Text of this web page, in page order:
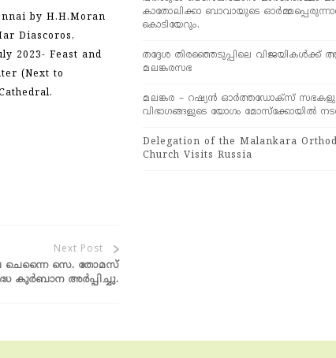
by H.H.Moran
Diascoros,
2023- Feast and
(Next to
ചെന്നൈ സെ. തോമസ്
കുര്‍ബാന അര്‍പ്പിച്ചു.
കാതോലിക്കാ ബാവായുടെ
കൊടിയേറും.
തദ്ദേശ തിരഞ്ഞെടുപ്പിലെ വിജയികൾക്ക്
മലങ്കരസഭ
മലങ്കര – റഷ്യൻ ഓർത്തഡോക്സ്
വിഭാഗങ്ങളുടെ യോഗം മോസ്ക്കോയിൽ
Delegation of the Malankara
Church Visits Russia